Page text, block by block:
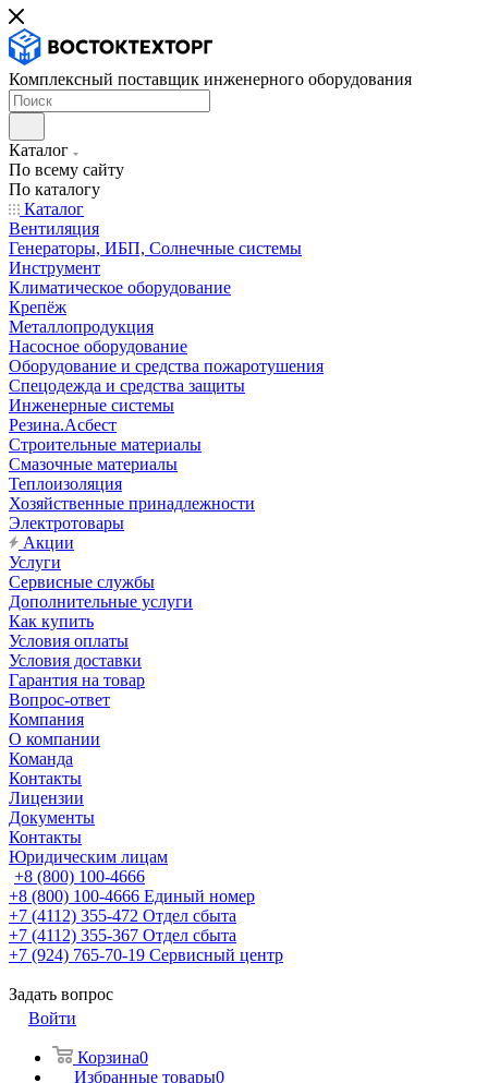
Комплексный поставщик инженерного оборудования
Каталог
По всему сайту
По каталогу
Каталог
Вентиляция
Генераторы, ИБП, Солнечные системы
Инструмент
Климатическое оборудование
Крепёж
Металлопродукция
Насосное оборудование
Оборудование и средства пожаротушения
Спецодежда и средства защиты
Инженерные системы
Резина.Асбест
Строительные материалы
Смазочные материалы
Теплоизоляция
Хозяйственные принадлежности
Электротовары
Акции
Услуги
Сервисные службы
Дополнительные услуги
Как купить
Условия оплаты
Условия доставки
Гарантия на товар
Вопрос-ответ
Компания
О компании
Команда
Контакты
Лицензии
Документы
Контакты
Юридическим лицам
+8 (800) 100-4666
+8 (800) 100-4666 Единый номер
+7 (4112) 355-472 Отдел сбыта
+7 (4112) 355-367 Отдел сбыта
+7 (924) 765-70-19 Сервисный центр
Задать вопрос
Войти
Корзина0
Избранные товары0